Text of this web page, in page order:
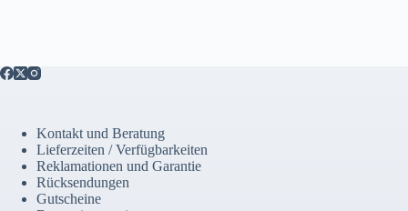
Kontakt und Beratung
Lieferzeiten / Verfügbarkeiten
Reklamationen und Garantie
Rücksendungen
Gutscheine